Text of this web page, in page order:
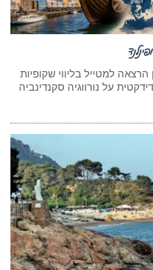
למטייל בליווי שקופיות
על נורווגיה סקנדינביה